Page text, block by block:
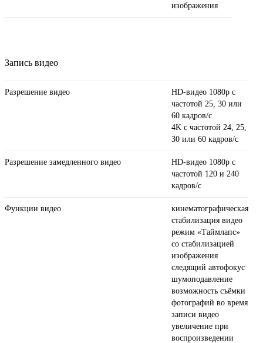
изображения
Запись видео
Разрешение видео
HD-видео 1080p с
частотой 25, 30 или
60 кадров/ с
4K с частотой 24, 25,
30 или 60 кадров/ с
Разрешение замедленного видео
HD-видео 1080р с
частотой 120 и 240
кадров/ с
Функции видео
кинематографическая
стабилизация видео
режим «Таймлапс»
со стабили­зацией
изображения
следящий автофокус
шумоподавление
возможность съёмки
фотографий во время
записи видео
увеличение при
воспроизведении